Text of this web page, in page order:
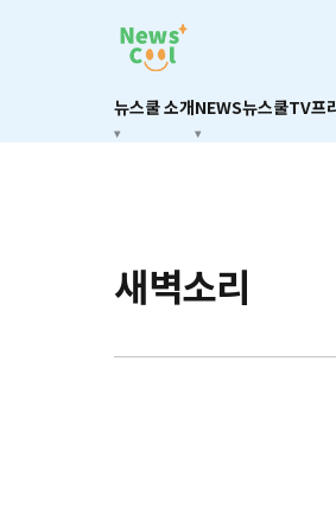
뉴스쿨 소개NEWS뉴스쿨TV프
새벽소리